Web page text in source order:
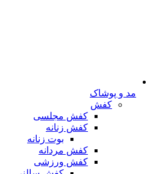
مد و پوشاک
کفش
کفش مجلسی
کفش زنانه
بوت زنانه
کفش مردانه
کفش ورزشی